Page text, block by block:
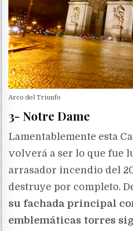
Arco del Triunfo
3- Notre Dame
Lamentablemente esta
volverá a ser lo que fue
arrasador incendio del
destruye por completo.
su fachada principal
emblemáticas torres